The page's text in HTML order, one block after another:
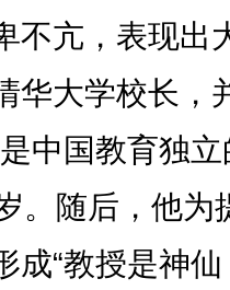
不亢，表现出
大学校长，
中国教育独
。随后，他为
成“教授是神